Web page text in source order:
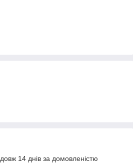
14 днів за домовленістю